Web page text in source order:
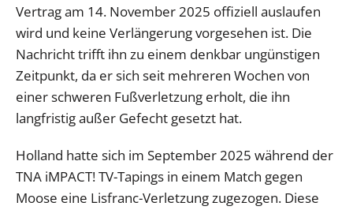
Vertrag am 14. November 2025 offiziell auslaufen
wird und keine Verlängerung vorgesehen ist. Die
Nachricht trifft ihn zu einem denkbar ungünstigen
Zeitpunkt, da er sich seit mehreren Wochen von
einer schweren Fußverletzung erholt, die ihn
langfristig außer Gefecht gesetzt hat.
Holland hatte sich im September 2025 während der
TNA iMPACT! TV-Tapings in einem Match gegen
Moose eine Lisfranc-Verletzung zugezogen. Diese